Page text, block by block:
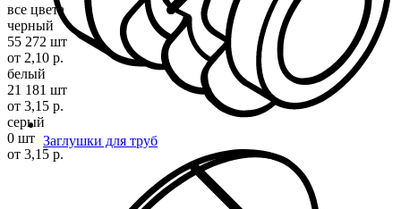
Заглушки для труб
все цвета
черный
55 272 шт
от 2,10 р.
белый
21 181 шт
от 3,15 р.
серый
0 шт
от 3,15 р.